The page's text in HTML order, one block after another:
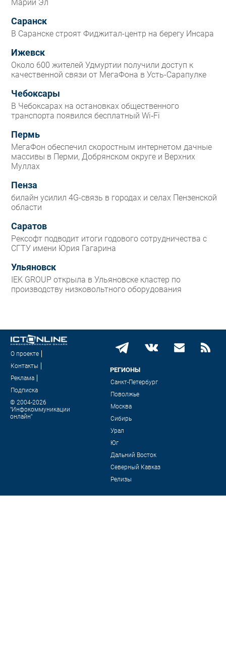
Марий Эл
Саранск
В Саранске строят Фиджитал-центр на берегу Инсара
Ижевск
Около 600 жителей Удмуртии получили доступ к
качественной связи от МегаФона в Усть-Сарапулке
Чебоксары
В Чебоксарах на остановках общественного
транспорта появился бесплатный Wi‑Fi
Пермь
МегаФон обеспечил скоростным интернетом дачные
массивы в Перми, Добрянском округе и Верхних
Муллах
Пенза
билайн усилил 4G-связь в городах и селах Пензенской
области
Саратов
Рексофт подводит итоги годового сотрудничества с
СГТУ имени Юрия Гагарина
Ульяновск
IEK GROUP открыла в Ульяновске кластер по
производству низковольтного оборудования
О проекте
Контакты
Реклама
Подписка
© 2004-2026
"Инфокоммуникации
онлайн"
РЕГИОНЫ
Санкт-Петербург
Поволжье
Москва
Сибирь
Урал
Юг
Дальний Восток
Северный Кавказ
Релизы